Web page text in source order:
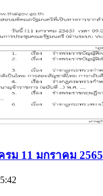
ม 11 มกราคม 2565